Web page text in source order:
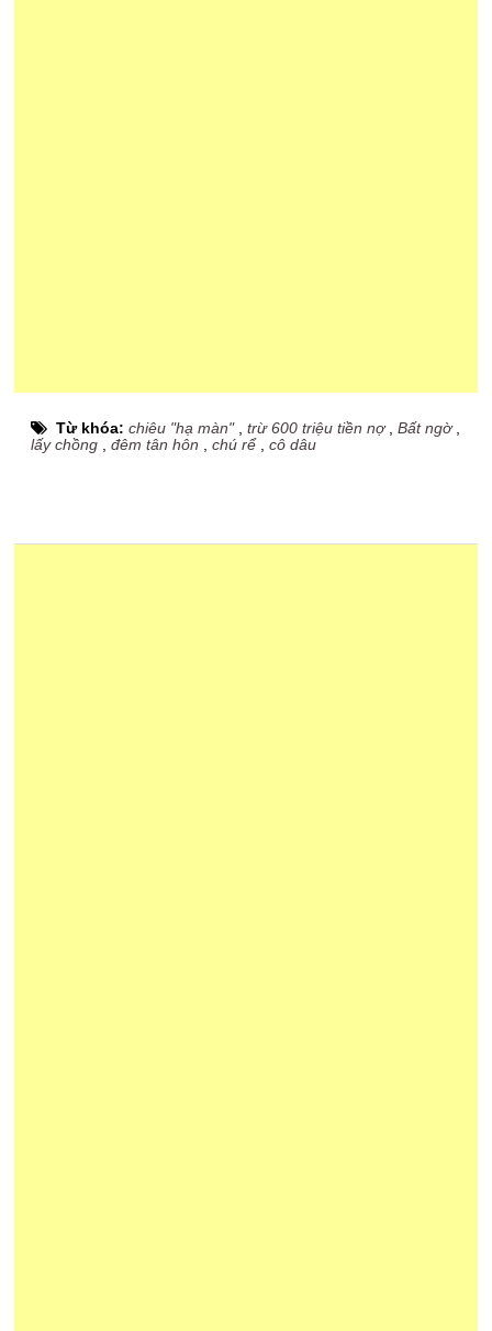
Từ khóa:chiêu "hạ màn",trừ 600 triệu tiền nợ,Bất ngờ,
lấy chồng ,đêm tân hôn ,chú rể,cô dâu